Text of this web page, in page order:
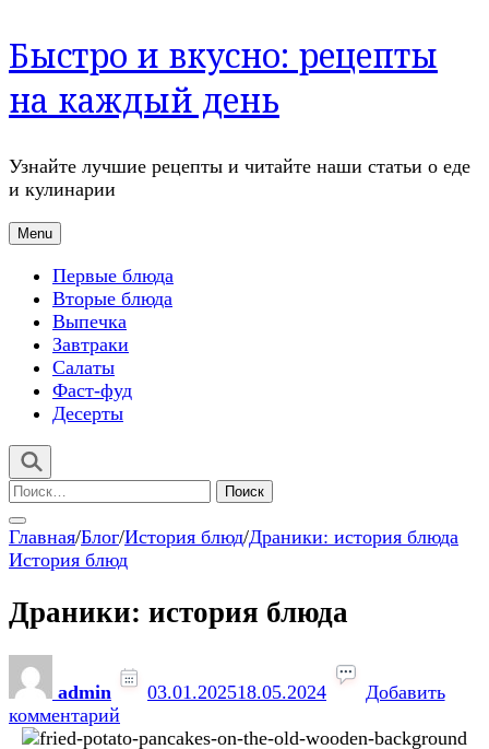
Быстро и вкусно: рецепты
на каждый день
Узнайте лучшие рецепты и читайте наши статьи о еде
и кулинарии
Menu
Первые блюда
Вторые блюда
Выпечка
Завтраки
Салаты
Фаст-фуд
Десерты
Найти:
Главная/Блог/История блюд/Драники: история блюда
История блюд
Драники: история блюда
admin 03.01.202518.05.2024
Добавить
комментарий
записи